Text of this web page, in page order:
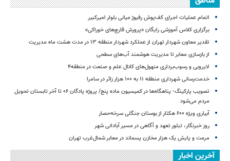
اتمام عملیات اجرای کف‌پوش رفیوژ میانی بلوار امیرکبیر
برگزاری کلاس آموزشی رایگان «پرورش قارچ‌های خوراکی»
تقدیر معاون شهردار تهران از عملکرد شهردار منطقه ۱۳ در مدت هشت ماه مدیریت
از بازسازی معابر تا مدیریت هوشمند آب‌های سطحی
لایروبی و رسوب‌برداری منهول‌های کانال علم و صنعت در منطقه۴
خدمت‌رسانی شهرداری منطقه ۱۱ به ۱۰۰ هزار زائر در سامرا
تصویب پارکینگ- پناهگاه‌ها در کمیسیون ماده پنج/ پروژه پادگان ۰۶ تا آخر تابستان تحویل
مردم می‌شود
آبیاری ویژه ۶۰۰ هکتار از بوستان جنگلی سرخه‌حصار
روز خبرنگار، تبلور تعهد و آگاهی در مسیر آبادانی شهر
مرمت و پایش یک هزار مخازن پسماند در معابر شمال‌غرب تهران
آخرین اخبار